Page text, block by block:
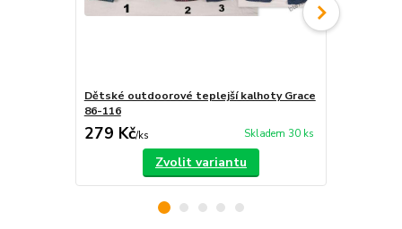
Dětské outdoorové teplejší kalhoty Grace
86-116
279 Kč/ks Skladem 30 ks
Zvolit variantu